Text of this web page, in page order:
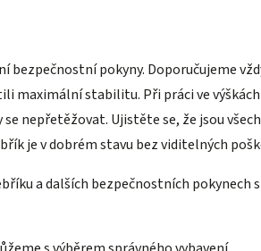
pokyny. Doporučujeme
maximální stabilitu. Při práci ve
nepřetěžovat. Ujistěte se, že jsou
je v dobrém stavu bez viditelných
a dalších bezpečnostních pokynech